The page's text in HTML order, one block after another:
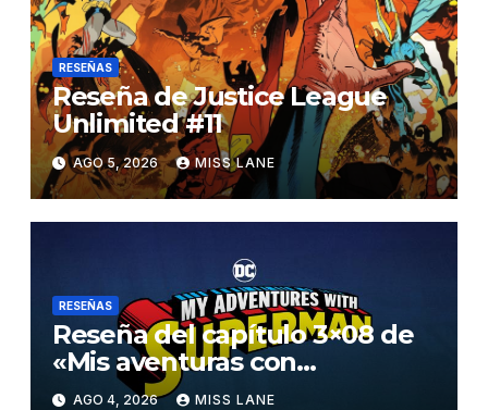
RESEÑAS
Reseña de Justice League
Unlimited #11
AGO 5, 2026 MISS LANE
RESEÑAS
Reseña del capítulo 3×08 de
«Mis aventuras con
Superman»
AGO 4, 2026 MISS LANE